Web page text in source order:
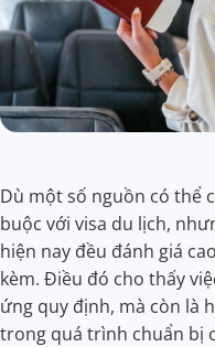
Dù một số nguồn có thể
buộc với visa du lịch,
hiện nay đều đánh giá
kèm. Điều đó cho thấy
ứng quy định, mà còn là
trong quá trình chuẩn bị